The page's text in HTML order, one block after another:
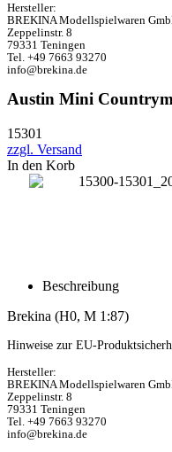
Hersteller:
BREKINA Modellspielwaren
Zeppelinstr. 8
79331 Teningen
Tel. +49 7663 93270
info@brekina.de
Austin Mini
15301
zzgl. Versand
In den Korb
Beschreibung
Brekina (H0, M 1:87)
Hinweise zur EU-
Hersteller:
BREKINA Modellspielwaren
Zeppelinstr. 8
79331 Teningen
Tel. +49 7663 93270
info@brekina.de